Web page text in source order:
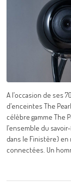
A l’occasion de ses
d’enceintes The
célèbre gamme The
l’ensemble du
dans le Finistère)
connectées. Un